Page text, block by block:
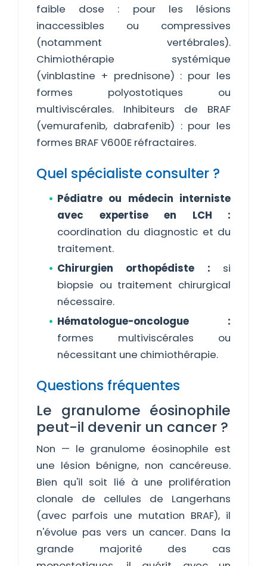
faible dose : pour les lésions
inaccessibles ou compressives
(notamment vertébrales).
Chimiothérapie systémique
(vinblastine + prednisone) : pour les
formes polyostotiques ou
multiviscérales. Inhibiteurs de BRAF
(vemurafenib, dabrafenib) : pour les
formes BRAF V600E réfractaires.
Quel spécialiste consulter ?
Pédiatre ou médecin interniste
avec expertise en LCH :
coordination du diagnostic et du
traitement.
Chirurgien orthopédiste : si
biopsie ou traitement chirurgical
nécessaire.
Hématologue-oncologue :
formes multiviscérales ou
nécessitant une chimiothérapie.
Questions fréquentes
Le granulome éosinophile
peut-il devenir un cancer ?
Non — le granulome éosinophile est
une lésion bénigne, non cancéreuse.
Bien qu'il soit lié à une prolifération
clonale de cellules de Langerhans
(avec parfois une mutation BRAF), il
n'évolue pas vers un cancer. Dans la
grande majorité des cas